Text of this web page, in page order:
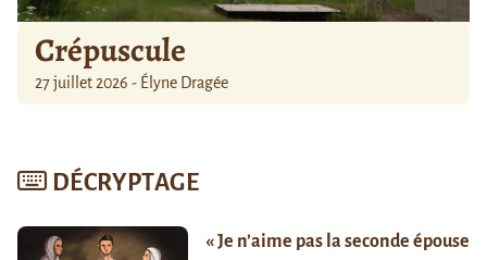
Crépuscule
27 juillet 2026 - Élyne Dragée
DÉCRYPTAGE
« Je n’aime pas la seconde épouse